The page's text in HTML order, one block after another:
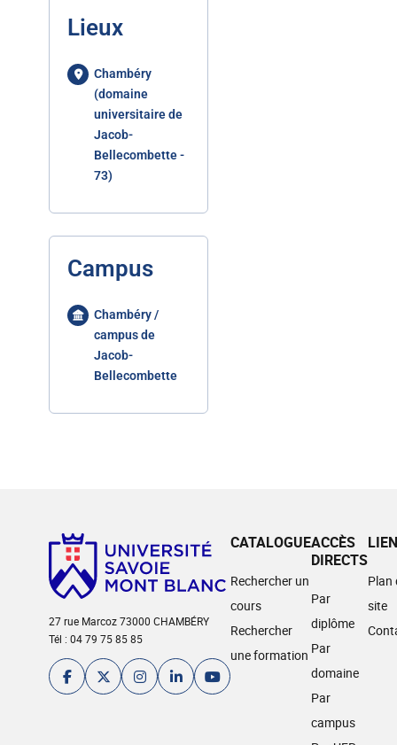
Lieux
Chambéry
(domaine
universitaire de
Jacob-
Bellecombette -
73)
Campus
Chambéry /
campus de
Jacob-
Bellecombette
27 rue Marcoz 73000 CHAMBÉRY
Tél : 04 79 75 85 85
CATALOGUE
Rechercher un
cours
Rechercher
une formation
ACCÈS
DIRECTS
Par
diplôme
Par
domaine
Par
campus
Plan
site